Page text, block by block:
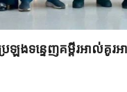
ងទន្ទេញគម្ពីរអាល់គូ